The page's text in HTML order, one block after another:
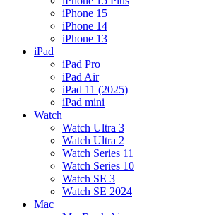
iPhone 15
iPhone 14
iPhone 13
iPad
iPad Pro
iPad Air
iPad 11 (2025)
iPad mini
Watch
Watch Ultra 3
Watch Ultra 2
Watch Series 11
Watch Series 10
Watch SE 3
Watch SE 2024
Mac